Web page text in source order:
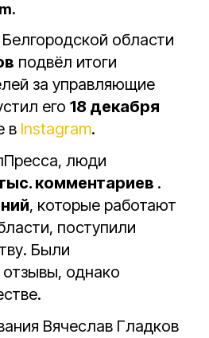
области
подвёл итоги
за управляющие
его 18 декабря
в Instagram.
люди
комментариев .
, которые работают
поступили
Были
однако
Вячеслав Гладков